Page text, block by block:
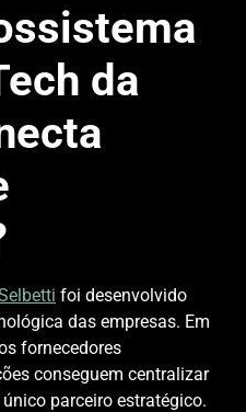
da
foi desenvolvido
das empresas. Em
fornecedores
conseguem centralizar
parceiro estratégico.